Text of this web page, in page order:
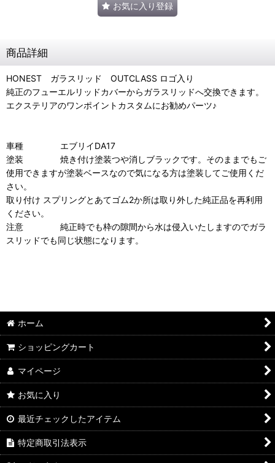
お気に入り登録
商品詳細
HONEST ガラスリッド OUTCLASS ロゴ入り
純正のフューエルリッドカバーからガラスリッドへ交換できます。
エクステリアのワンポイントカスタムにお勧めパーツ♪
車種 エブリイDA17
塗装 焼き付け塗装つや消しブラックです。そのままでもご
使用できますが塗装ベースなので気になる方は塗装してご使用くだ
さい。
取り付け スプリングとあてゴム2か所は取り外した純正品を再利用
ください。
注意 純正時でも枠の隙間から水は侵入いたしますのでガラ
スリッドでも同じ状態になります。
ホーム
ショッピングカート
マイページ
お気に入り
最近チェックしたアイテム
特定商取引法表示